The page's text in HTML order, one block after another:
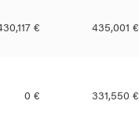
€ 435,001 €
0 € 331,550 €